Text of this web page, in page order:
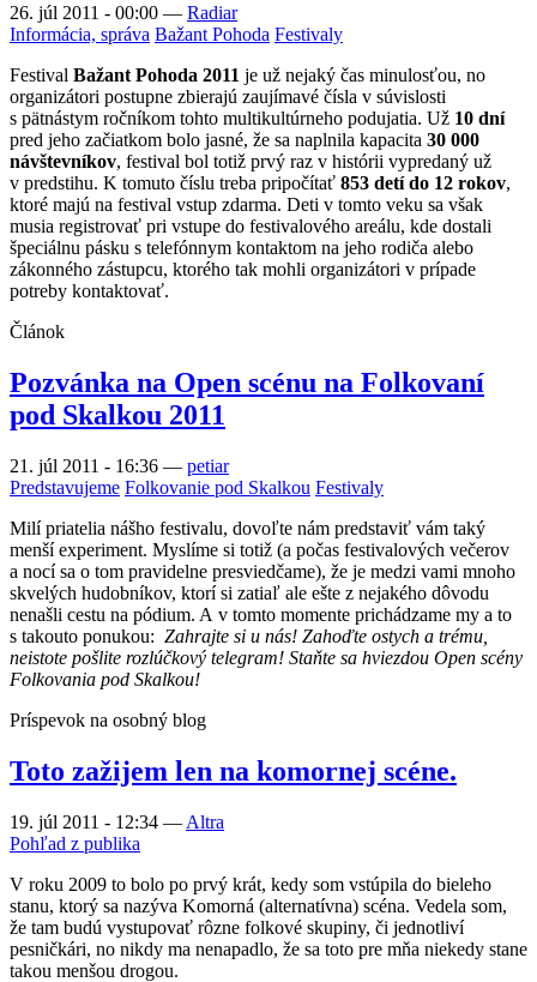
26. júl 2011 - 00:00 — Radiar
Informácia, správa Bažant Pohoda Festivaly
Festival Bažant Pohoda 2011 je už nejaký čas minulosťou, no
organizátori postupne zbierajú zaujímavé čísla v súvislosti
s pätnástym ročníkom tohto multikultúrneho podujatia. Už 10 dní
pred jeho začiatkom bolo jasné, že sa naplnila kapacita 30 000
návštevníkov, festival bol totiž prvý raz v histórii vypredaný už
v predstihu. K tomuto číslu treba pripočítať 853 detí do 12 rokov,
ktoré majú na festival vstup zdarma. Deti v tomto veku sa však
musia registrovať pri vstupe do festivalového areálu, kde dostali
špeciálnu pásku s telefónnym kontaktom na jeho rodiča alebo
zákonného zástupcu, ktorého tak mohli organizátori v prípade
potreby kontaktovať.
Článok
Pozvánka na Open scénu na Folkovaní
pod Skalkou 2011
21. júl 2011 - 16:36 — petiar
Predstavujeme Folkovanie pod Skalkou Festivaly
Milí priatelia nášho festivalu, dovoľte nám predstaviť vám taký
menší experiment. Myslíme si totiž (a počas festivalových večerov
a nocí sa o tom pravidelne presviedčame), že je medzi vami mnoho
skvelých hudobníkov, ktorí si zatiaľ ale ešte z nejakého dôvodu
nenašli cestu na pódium. A v tomto momente prichádzame my a to
s takouto ponukou: Zahrajte si u nás! Zahoďte ostych a trému,
neistote pošlite rozlúčkový telegram! Staňte sa hviezdou Open scény
Folkovania pod Skalkou!
Príspevok na osobný blog
Toto zažijem len na komornej scéne.
19. júl 2011 - 12:34 — Altra
Pohľad z publika
V roku 2009 to bolo po prvý krát, kedy som vstúpila do bieleho
stanu, ktorý sa nazýva Komorná (alternatívna) scéna. Vedela som,
že tam budú vystupovať rôzne folkové skupiny, či jednotliví
pesničkári, no nikdy ma nenapadlo, že sa toto pre mňa niekedy stane
takou menšou drogou.